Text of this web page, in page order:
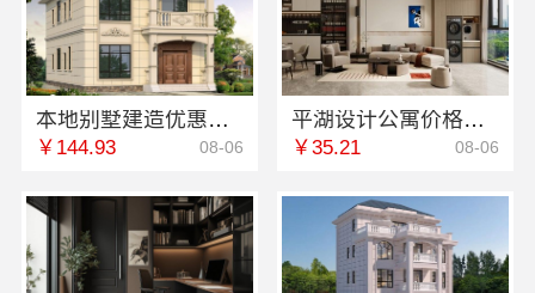
本地别墅建造优惠活动抗震防风，重庆御墅建筑材料有限公司
￥144.93 08-06
平湖设计公寓价格查询，嘉兴家美建材科技一站式服务
￥35.21 08-06